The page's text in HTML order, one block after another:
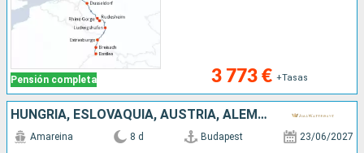
Pensión completa 3 773 € +Tasas
HUNGRÍA, ESLOVAQUIA, AUSTRIA, ALEMANIA
Amareina 8 d Budapest 23/06/2027